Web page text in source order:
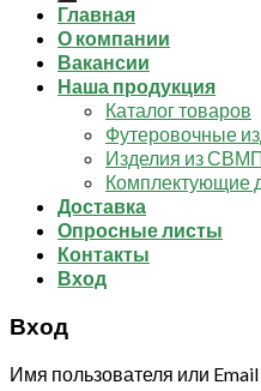
Главная
О компании
Вакансии
Наша продукция
Каталог товаров
Футеровочные
Изделия из
Комплектующие
Доставка
Опросные листы
Контакты
Вход
Вход
Имя пользователя или Email